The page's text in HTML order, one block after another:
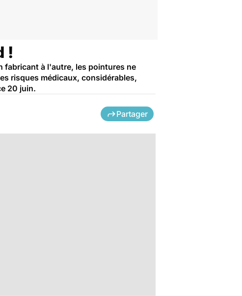
!
fabricant à l'autre, les pointures ne
risques médicaux, considérables,
20 juin.
Partager